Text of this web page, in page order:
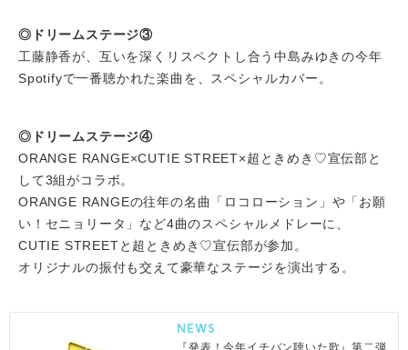
◎ドリームステージ③
工藤静香が、互いを深くリスペクトし合う中島みゆきの今年
Spotifyで一番聴かれた楽曲を、スペシャルカバー。
◎ドリームステージ④
ORANGE RANGE×CUTIE STREET×超ときめき♡宣伝部と
して3組がコラボ。
ORANGE RANGEの往年の名曲「ロコローション」や「お願
い！セニョリータ」など4曲のスペシャルメドレーに、
CUTIE STREETと超ときめき♡宣伝部が参加。
オリジナルの振付も交えて豪華なステージを演出する。
NEWS
『発表！今年イチバン聴いた歌』第二弾